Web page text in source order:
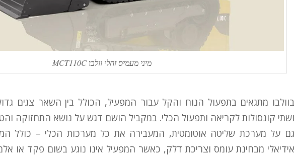
מיני מעמיס זחלי וולבו MCT110C
בוולבו מתגאים בתפעול הנוח והקל עבור המפעיל, הכולל בין השאר צגים
ושתי קונסולות לקריאה ותפעול הכלי. במקביל הושם דגש על נושא התחזוקה
גם על מערכת שליטה אוטומטית, המעבירה את כל מערכות הכלי – כולל